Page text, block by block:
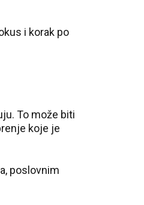
i korak po
To može biti
koje je
poslovnim